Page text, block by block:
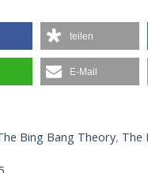
teilen
E-Mail
Bing Bang Theory, The